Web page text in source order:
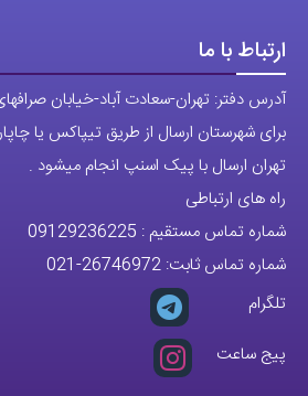
ارتباط با ما
آدرس دفتر: تهران-سعادت آباد-خیابان صرافهای
برای شهرستان ارسال از طریق تیپاکس یا
تهران ارسال با پیک اسنپ انجام میشود .
راه های ارتباطی
شماره تماس مستقیم : 09129236225
شماره تماس ثابت: 26746972
-021
تلگرام
پیج ساعت